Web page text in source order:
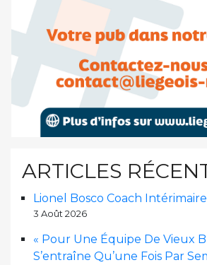
ARTICLES
Lionel Bosco Coach
3 Août 2026
« Pour Une Équipe De Vieux
S’entraîne Qu’une Fois Par